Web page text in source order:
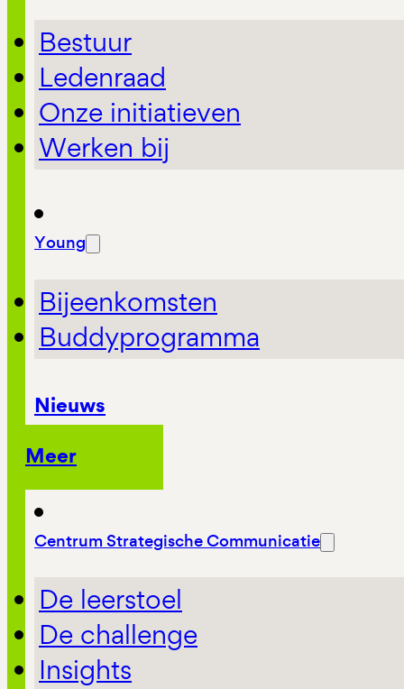
Bestuur
Ledenraad
Onze initiatieven
Werken bij
Young
Bijeenkomsten
Buddyprogramma
Nieuws
Meer
Centrum Strategische Communicatie
De leerstoel
De challenge
Insights